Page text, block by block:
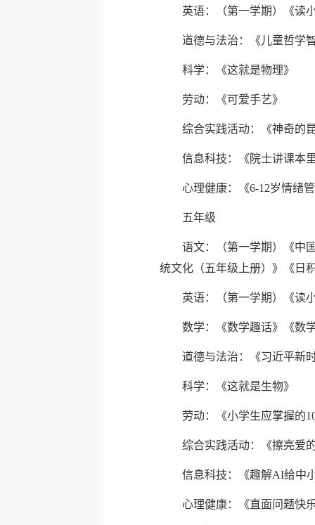
英语：（第一学期）《读
道德与法治：《儿童哲学
科学：《这就是物理》
劳动：《可爱手艺》
综合实践活动：《神奇的
信息科技：《院士讲课本
心理健康：《6-12岁情绪
五年级
语文：（第一学期）《中
统文化（五年级上册）》《日
英语：（第一学期）《读
数学：《数学趣话》《数
道德与法治：《习近平新
科学：《这就是生物》
劳动：《小学生应掌握的
综合实践活动：《擦亮爱
信息科技：《趣解AI给中
心理健康：《直面问题